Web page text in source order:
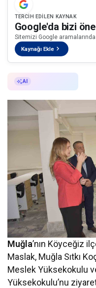
TERCIH EDILEN KAYNAK
Google'da bizi öne
Sitemizi Google
Kaynağı Ekle
AI
Muğla’nın Köyceğiz
Maslak, Muğla Sıtkı
Meslek Yüksekokulu
Yüksekokulu’nu